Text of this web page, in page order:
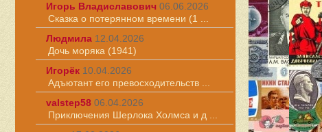
Игорь Владиславович 06.06.2026
Сказка о потерянном времени (1 ...
Людмила 12.04.2026
Дочь моряка (1941)
Игорёк 10.04.2026
Адъютант его превосходительств ...
valstep58 06.04.2026
Приключения Шерлока Холмса и д ...